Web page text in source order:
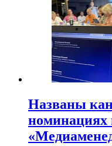
Названы
номинациях